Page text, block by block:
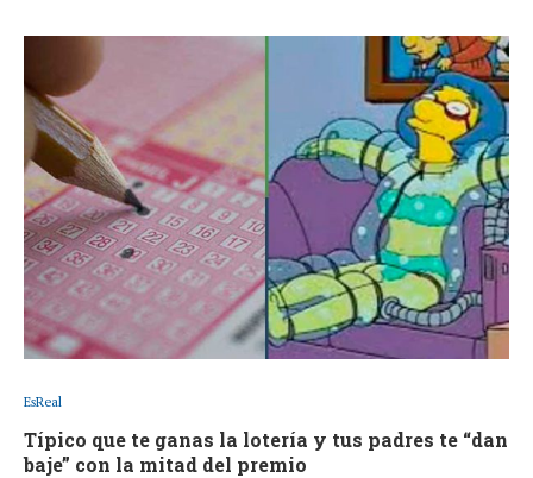
EsReal
Típico que te ganas la lotería y tus padres te “dan
baje” con la mitad del premio